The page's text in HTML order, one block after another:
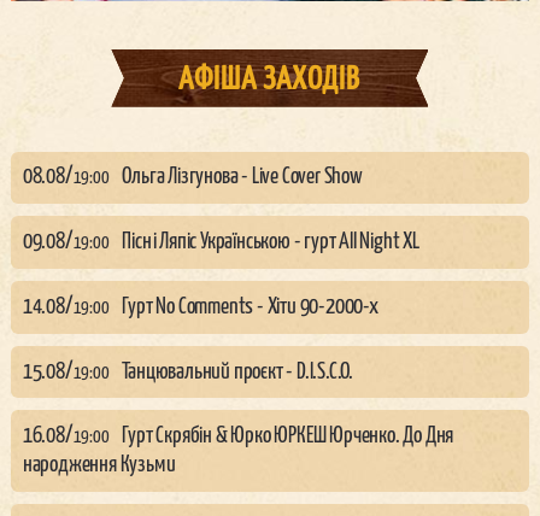
АФІША ЗАХОДІВ
08.08/19:00 Ольга Лізгунова - Live Cover Show
09.08/19:00 Пісні Ляпіс Українською - гурт All Night XL
14.08/19:00 Гурт No Comments - Хіти 90-2000-х
15.08/19:00 Танцювальний проєкт - D.I.S.C.O.
16.08/19:00
Гурт Скрябін & Юрко ЮРКЕШ Юрченко. До Дня
народження Кузьми